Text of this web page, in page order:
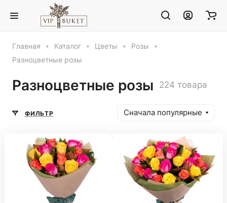
Главная Каталог Цветы
Розы
Разноцветные розы
Разноцветные розы 224 товара
ФИЛЬТР Сначала популярные